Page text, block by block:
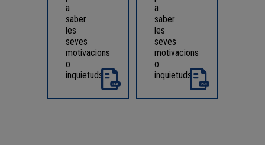
a
saber
les
seves
motivacions
o
inquietuds
a
saber
les
seves
motivacions
o
inquietuds